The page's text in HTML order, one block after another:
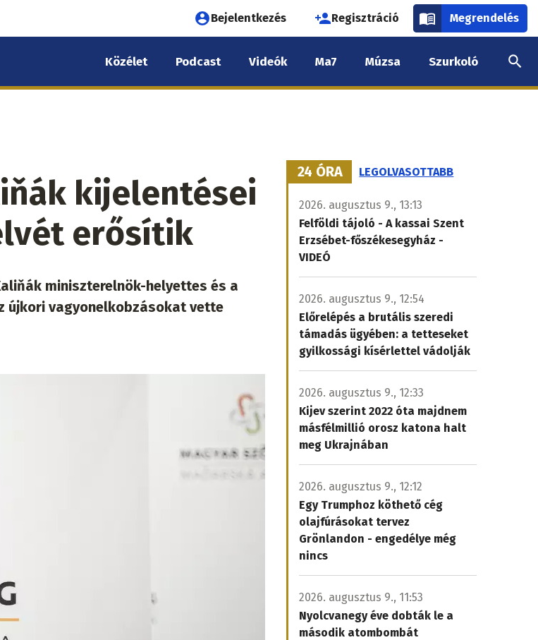
Felhasználói
fiók
menüje
Bejelentkezés Regisztráció Megrendelés
Közélet Podcast Videók Ma7 Múzsa Szurkoló
kijelentései
erősítik
miniszterelnök-helyettes és a
újkori vagyonelkobzásokat vette
24 ÓRA LEGOLVASOTTABB
2026. augusztus 9., 13:13
Felföldi tájoló - A kassai Szent
Erzsébet-főszékesegyház -
VIDEÓ
2026. augusztus 9., 12:54
Előrelépés a brutális szeredi
támadás ügyében: a tetteseket
gyilkossági kísérlettel vádolják
2026. augusztus 9., 12:33
Kijev szerint 2022 óta majdnem
másfélmillió orosz katona halt
meg Ukrajnában
2026. augusztus 9., 12:12
Egy Trumphoz köthető cég
olajfúrásokat tervez
Grönlandon - engedélye még
nincs
2026. augusztus 9., 11:53
Nyolcvanegy éve dobták le a
második atombombát